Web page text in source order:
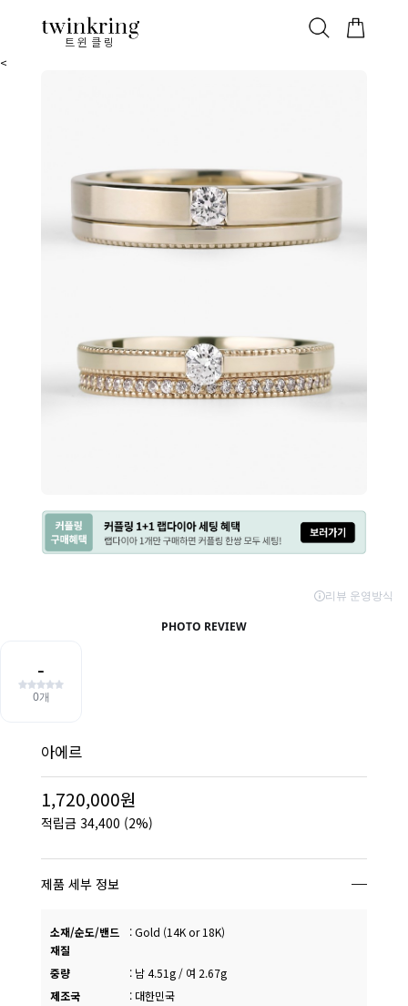
트윈클링
ALL 베스트 안쪽막음 웨딩/다이아 가드링/반지
<
아에르
1,720,000원
적립금 34,400 (2%)
제품 세부 정보
소재/순도/밴드
재질
:Gold (14K or 18K)
중량 : 남 4.51g / 여 2.67g
제조국
: 대한민국